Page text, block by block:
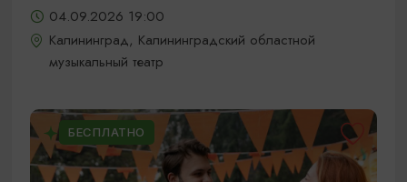
04.09.2026 19:00
Калининград, Калининградский областной
музыкальный театр
БЕСПЛАТНО